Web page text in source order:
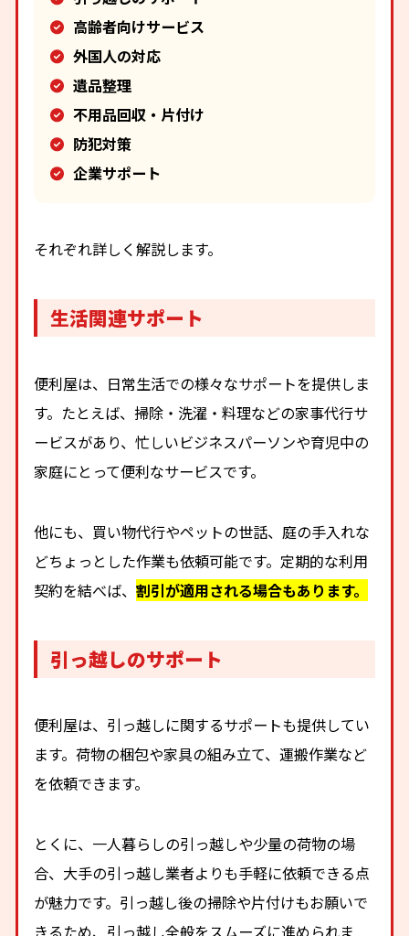
高齢者向けサービス
外国人の対応
遺品整理
不用品回収・片付け
防犯対策
企業サポート
それぞれ詳しく解説します。
生活関連サポート
便利屋は、日常生活での様々なサポートを提供しま
す。たとえば、掃除・洗濯・料理などの家事代行サ
ービスがあり、忙しいビジネスパーソンや育児中の
家庭にとって便利なサービスです。
他にも、買い物代行やペットの世話、庭の手入れな
どちょっとした作業も依頼可能です。定期的な利用
契約を結べば、割引が適用される場合もあります。
引っ越しのサポート
便利屋は、引っ越しに関するサポートも提供してい
ます。荷物の梱包や家具の組み立て、運搬作業など
を依頼できます。
とくに、一人暮らしの引っ越しや少量の荷物の場
合、大手の引っ越し業者よりも手軽に依頼できる点
が魅力です。引っ越し後の掃除や片付けもお願いで